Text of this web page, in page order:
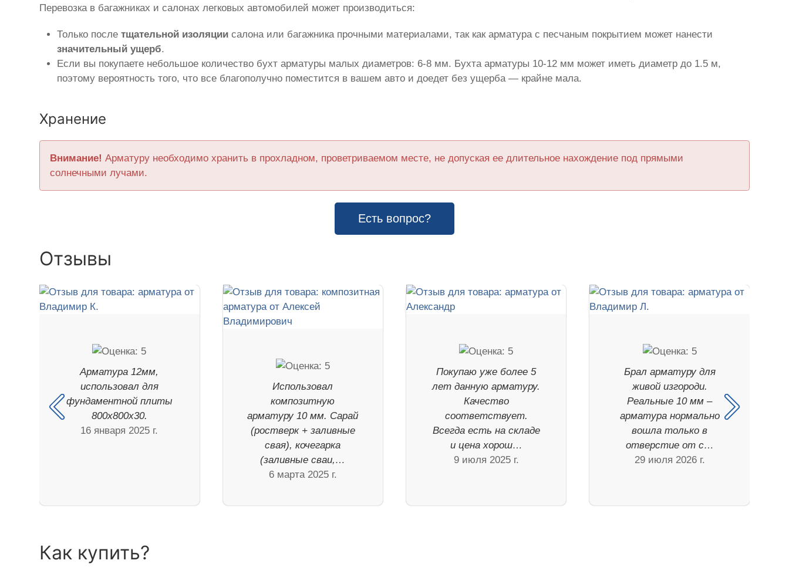
Перевозка в багажниках и салонах легковых автомобилей может производиться:
Только послетщательной изоляции салона или багажника прочными материалами, так как арматура с песчаным покрытием может нанести
значительный ущерб.
Если вы покупаете небольшое количество бухт арматуры малых диаметров: 6-8 мм. Бухта арматуры 10-12 мм может иметь диаметр до 1.5 м,
поэтому вероятность того, что все благополучно поместится в вашем авто и доедет без ущерба — крайне мала.
Хранение
Внимание! Арматуру необходимо хранить в прохладном, проветриваемом месте, не допуская ее длительное нахождение под прямыми
солнечными лучами.
Есть вопрос?
Отзывы
Арматура 12мм,
использовал для
фундаментной плиты
800х800х30.
16 января 2025 г.
Использовал
композитную
арматуру 10 мм. Сарай
(ростверк + заливные
свая), кочегарка
(заливные сваи,…
6 марта 2025 г.
Покупаю уже более 5
лет данную арматуру.
Качество
соответствует.
Всегда есть на складе
и цена хорош…
9 июля 2025 г.
Брал арматуру для
живой изгороди.
Реальные 10 мм –
арматура нормально
вошла только в
отверстие от с…
29 июля 2026 г.
Как купить?